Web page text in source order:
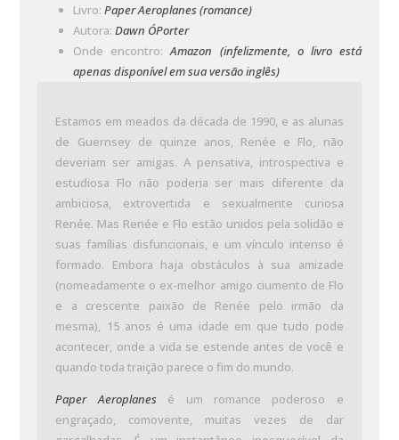
Livro:Paper Aeroplanes (romance)
Autora:Dawn O´Porter
Onde encontro:Amazon (infelizmente, o livro está
apenas disponível em sua versão inglês)
Estamos em meados da década de 1990, e as alunas
de Guernsey de quinze anos, Renée e Flo, não
deveriam ser amigas. A pensativa, introspectiva e
estudiosa Flo não poderia ser mais diferente da
ambiciosa, extrovertida e sexualmente curiosa
Renée. Mas Renée e Flo estão unidos pela solidão e
suas famílias disfuncionais, e um vínculo intenso é
formado. Embora haja obstáculos à sua amizade
(nomeadamente o ex-melhor amigo ciumento de Flo
e a crescente paixão de Renée pelo irmão da
mesma), 15 anos é uma idade em que tudo pode
acontecer, onde a vida se estende antes de você e
quando toda traição parece o fim do mundo.
Paper Aeroplanes é um romance poderoso e
engraçado, comovente, muitas vezes de dar